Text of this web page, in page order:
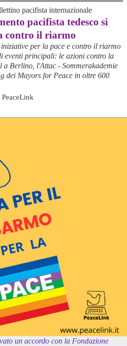
pacifista internazionale
pacifista tedesco si
contro il riarmo
per la pace e contro il riarmo
eventi principali: le azioni contro la
Berlino, l'Attac - Sommerakademie
dei Mayors for Peace in oltre 600
un accordo con la Fondazione